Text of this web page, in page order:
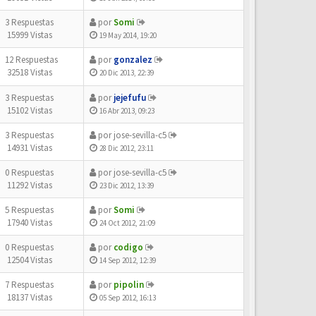
3 Respuestas
15999 Vistas
porSomi
19 May 2014, 19:20
12 Respuestas
32518 Vistas
porgonzalez
20 Dic 2013, 22:39
3 Respuestas
15102 Vistas
porjejefufu
16 Abr 2013, 09:23
3 Respuestas
14931 Vistas
porjose-sevilla-c5
28 Dic 2012, 23:11
0 Respuestas
11292 Vistas
porjose-sevilla-c5
23 Dic 2012, 13:39
5 Respuestas
17940 Vistas
porSomi
24 Oct 2012, 21:09
0 Respuestas
12504 Vistas
porcodigo
14 Sep 2012, 12:39
7 Respuestas
18137 Vistas
porpipolin
05 Sep 2012, 16:13